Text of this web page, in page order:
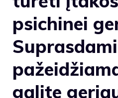
psichinei
galite